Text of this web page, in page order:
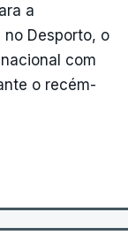
a
no Desporto, o
com
o recém-